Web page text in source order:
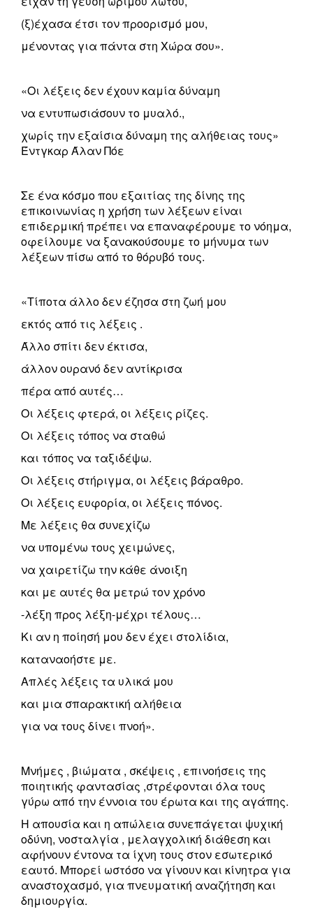
(ξ)έχασα έτσι τον προορισμό μου,
μένοντας για πάντα στη Χώρα σου».
«Οι λέξεις δεν έχουν καμία δύναμη
να εντυπωσιάσουν το μυαλό.,
χωρίς την εξαίσια δύναμη της αλήθειας τους»
Έντγκαρ Άλαν Πόε
Σε ένα κόσμο που εξαιτίας της δίνης της
επικοινωνίας η χρήση των λέξεων είναι
επιδερμική πρέπει να επαναφέρουμε το νόημα,
οφείλουμε να ξανακούσουμε το μήνυμα των
λέξεων πίσω από το θόρυβό τους.
«Τίποτα άλλο δεν έζησα στη ζωή μου
εκτός από τις λέξεις .
Άλλο σπίτι δεν έκτισα,
άλλον ουρανό δεν αντίκρισα
πέρα από αυτές…
Οι λέξεις φτερά, οι λέξεις ρίζες.
Οι λέξεις τόπος να σταθώ
και τόπος να ταξιδέψω.
Οι λέξεις στήριγμα, οι λέξεις βάραθρο.
Οι λέξεις ευφορία, οι λέξεις πόνος.
Με λέξεις θα συνεχίζω
να υπομένω τους χειμώνες,
να χαιρετίζω την κάθε άνοιξη
και με αυτές θα μετρώ τον χρόνο
-λέξη προς λέξη-μέχρι τέλους…
Κι αν η ποίησή μου δεν έχει στολίδια,
καταναοήστε με.
Απλές λέξεις τα υλικά μου
και μια σπαρακτική αλήθεια
για να τους δίνει πνοή».
Μνήμες , βιώματα , σκέψεις , επινοήσεις της
ποιητικής φαντασίας ,στρέφονται όλα τους
γύρω από την έννοια του έρωτα και της αγάπης.
Η απουσία και η απώλεια συνεπάγεται ψυχική
οδύνη, νοσταλγία , μελαγχολική διάθεση και
αφήνουν έντονα τα ίχνη τους στον εσωτερικό
εαυτό. Μπορεί ωστόσο να γίνουν και κίνητρα για
αναστοχασμό, για πνευματική αναζήτηση και
δημιουργία.